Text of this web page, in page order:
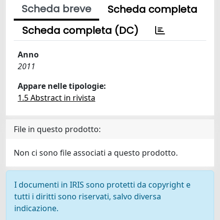
Scheda breve
Scheda completa
Scheda completa (DC)
Anno
2011
Appare nelle tipologie:
1.5 Abstract in rivista
File in questo prodotto:
Non ci sono file associati a questo prodotto.
I documenti in IRIS sono protetti da copyright e
tutti i diritti sono riservati, salvo diversa
indicazione.